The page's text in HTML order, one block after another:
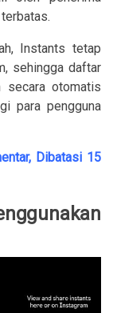
Instants tetap
sehingga daftar
secara otomatis
para pengguna
Dibatasi 15